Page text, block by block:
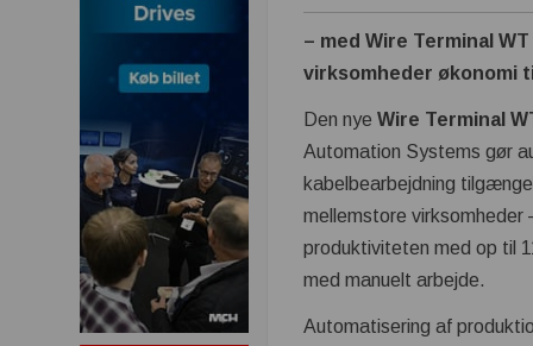
– med Wire Terminal
virksomheder økonomi
Den nyeWire Terminal
Automation Systems gør
kabelbearbejdning
mellemstore virksomheder
produktiviteten med op til
med manuelt arbejde.
Automatisering af